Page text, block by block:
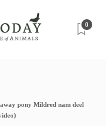
0
pony Mildred nam deel